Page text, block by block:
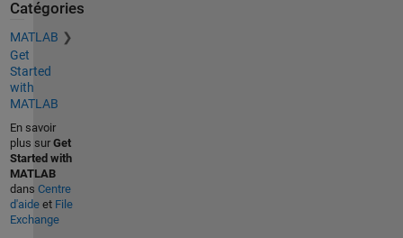
Catégories
MATLAB
Get
Started
with
MATLAB
En savoir
plus sur Get
Started with
MATLAB
dans Centre
d'aideet File
Exchange